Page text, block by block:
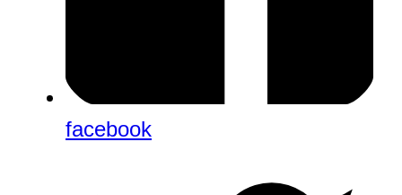
facebook